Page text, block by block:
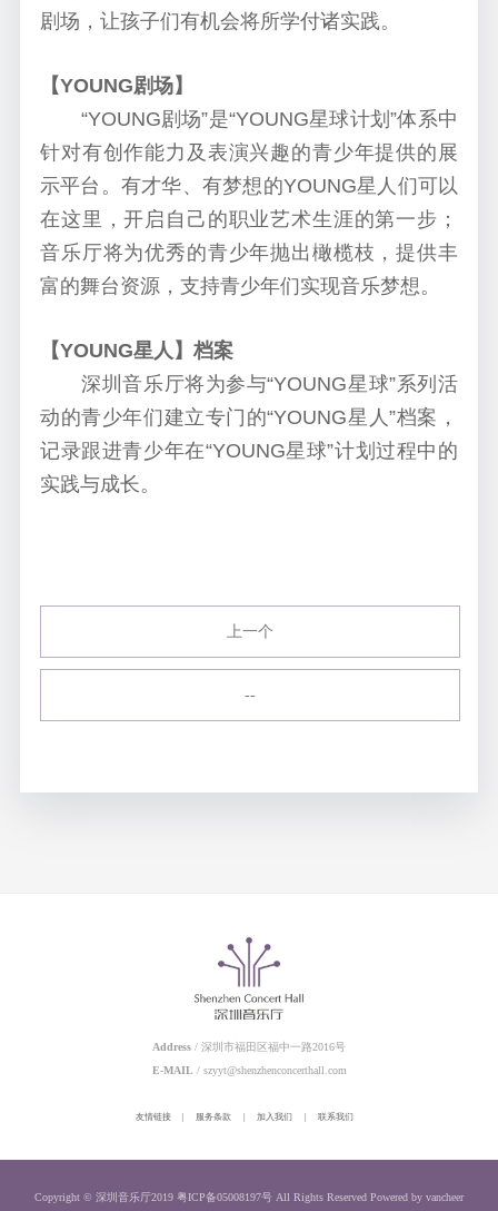
剧场，让孩子们有机会将所学付诸实践。
【YOUNG剧场】
“YOUNG剧场”是“YOUNG星球计划”体系中
针对有创作能力及表演兴趣的青少年提供的展
示平台。有才华、有梦想的YOUNG星人们可以
在这里，开启自己的职业艺术生涯的第一步；
音乐厅将为优秀的青少年抛出橄榄枝，提供丰
富的舞台资源，支持青少年们实现音乐梦想。
【YOUNG星人】档案
深圳音乐厅将为参与“YOUNG星球”系列活
动的青少年们建立专门的“YOUNG星人”档案，
记录跟进青少年在“YOUNG星球”计划过程中的
实践与成长。
上一个
--
Address / 深圳市福田区福中一路2016号
E-MAIL / szyyt@shenzhenconcerthall.com
友情链接 | 服务条款 | 加入我们 | 联系我们
Copyright © 深圳音乐厅2019 粤ICP备05008197号 All Rights Reserved Powered by vancheer